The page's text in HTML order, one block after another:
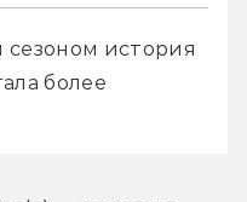
история
более